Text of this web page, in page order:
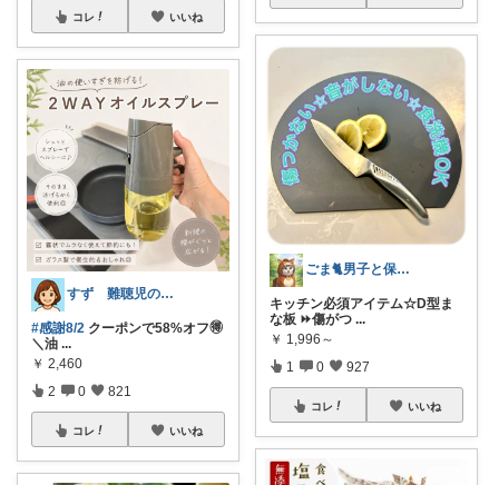
コレ いいね
すず 難聴児のママ🦻
#感謝8/2 クーポンで58%オフ🉐
＼油 ...
￥ 2,460
2 0 821
コレ いいね
ごま🐈男子と保護猫のママ🐈
キッチン必須アイテム☆D型ま
な板 ⏩傷がつ ...
￥ 1,996～
1 0 927
コレ いいね